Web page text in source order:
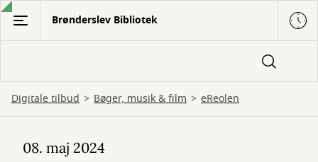
Gå
hovedindhold
Brønderslev Bibliotek
Digitale tilbud Bøger, musik & film eReolen
08. maj 2024